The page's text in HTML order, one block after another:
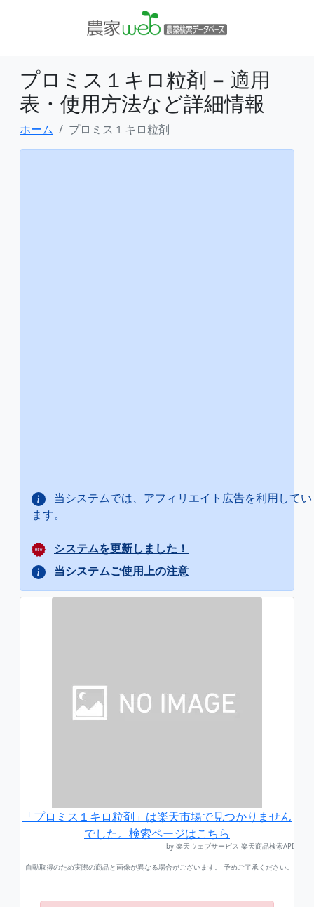
プロミス１キロ粒剤 − 適用
表・使用方法など詳細情報
ホーム プロミス１キロ粒剤
当システムでは、アフィリエイト広告を利用してい
ます。
システムを更新しました！
当システムご使用上の注意
「プロミス１キロ粒剤」は楽天市場で見つかりません
でした。検索ページはこちら
by 楽天ウェブサービス 楽天商品検索API
自動取得のため実際の商品と画像が異なる場合がございます。 予めご了承ください。